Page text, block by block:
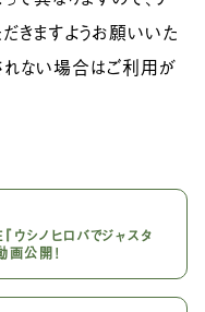
きますようお願いいた
ない場合はご利用が
シノヒロバでジャスタ
画公開！